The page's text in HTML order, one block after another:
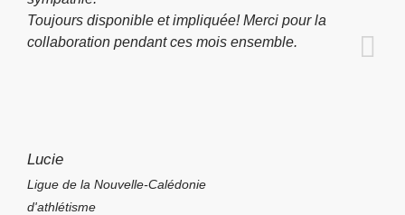
Toujours disponible et impliquée! Merci pour la
collaboration pendant ces mois ensemble.
Lucie
Ligue de la Nouvelle-Calédonie
d'athlétisme